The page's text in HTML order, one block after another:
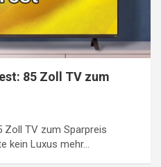
85 Zoll TV zum
Zoll TV zum Sparpreis
kein Luxus mehr…